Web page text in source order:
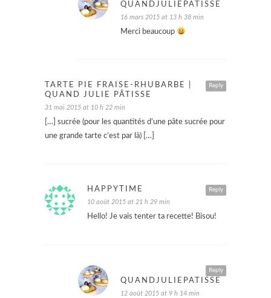
QUANDJULIEPATISSE
16 mars 2015 at 13 h 38 min
Merci beaucoup
Reply
TARTE PIE FRAISE-RHUBARBE |
QUAND JULIE PÂTISSE
31 mai 2015 at 10 h 22 min
[…] sucrée (pour les quantités d’une pâte sucrée pour
une grande tarte c’est par là) […]
Reply
HAPPYTIME
10 août 2015 at 21 h 29 min
Hello! Je vais tenter ta recette! Bisou!
Reply
QUANDJULIEPATISSE
12 août 2015 at 9 h 14 min